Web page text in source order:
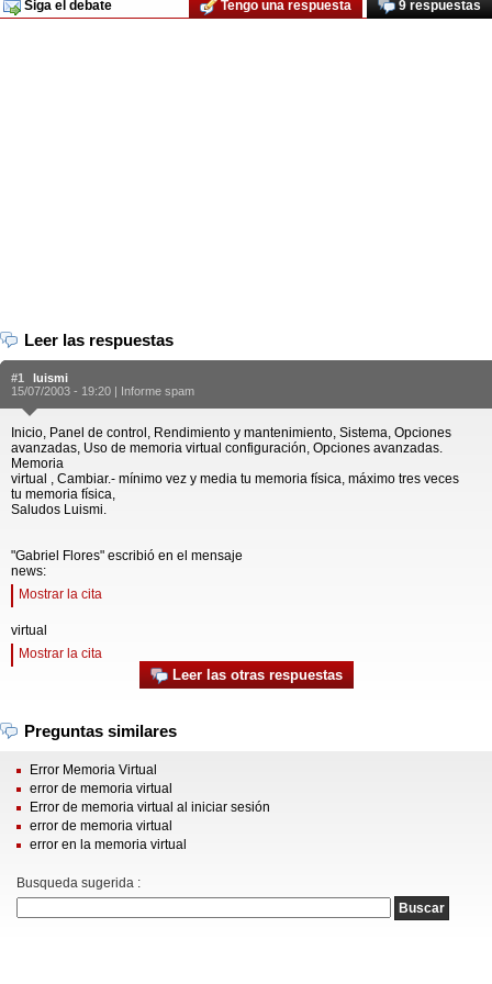
Siga el debate 9 respuestas
Tengo una respuesta
Leer las respuestas
#1
luismi
15/07/2003 - 19:20 | Informe spam
Inicio, Panel de control, Rendimiento y mantenimiento, Sistema, Opciones
avanzadas, Uso de memoria virtual configuración, Opciones avanzadas.
Memoria
virtual , Cambiar.- mínimo vez y media tu memoria física, máximo tres veces
tu memoria física,
Saludos Luismi.
"Gabriel Flores" escribió en el mensaje
news:
Mostrar la cita
virtual
Mostrar la cita
Leer las otras respuestas
Preguntas similares
Error Memoria Virtual
error de memoria virtual
Error de memoria virtual al iniciar sesión
error de memoria virtual
error en la memoria virtual
Busqueda sugerida :